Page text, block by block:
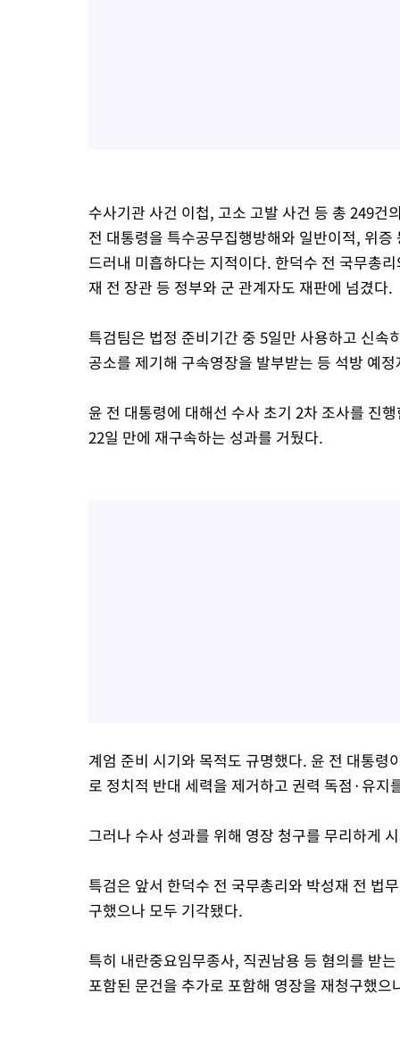
수사기관 사건 이첩, 고소 고발 사건 등 총 249
전 대통령을 특수공무집행방해와 일반이적, 위
드러내 미흡하다는 지적이다. 한덕수 전 국무총
재 전 장관 등 정부와 군 관계자도 재판에 넘겼다.
특검팀은 법정 준비기간 중 5일만 사용하고 신
공소를 제기해 구속영장을 발부받는 등 석방 예
윤 전 대통령에 대해선 수사 초기 2차 조사를 진
22일 만에 재구속하는 성과를 거뒀다.
계엄 준비 시기와 목적도 규명했다. 윤 전 대통
로 정치적 반대 세력을 제거하고 권력 독점·유
그러나 수사 성과를 위해 영장 청구를 무리하게
특검은 앞서 한덕수 전 국무총리와 박성재 전 법
구했으나 모두 기각됐다.
특히 내란중요임무종사, 직권남용 등 혐의를 받
포함된 문건을 추가로 포함해 영장을 재청구했